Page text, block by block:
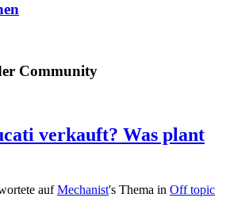
Community
verkauft? Was plant
aufMechanist's Thema in Off topic